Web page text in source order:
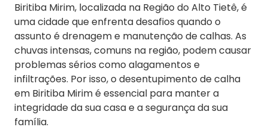
Biritiba Mirim, localizada na Região do Alto Tietê, é
uma cidade que enfrenta desafios quando o
assunto é drenagem e manutenção de calhas. As
chuvas intensas, comuns na região, podem causar
problemas sérios como alagamentos e
infiltrações. Por isso, o desentupimento de calha
em Biritiba Mirim é essencial para manter a
integridade da sua casa e a segurança da sua
família.